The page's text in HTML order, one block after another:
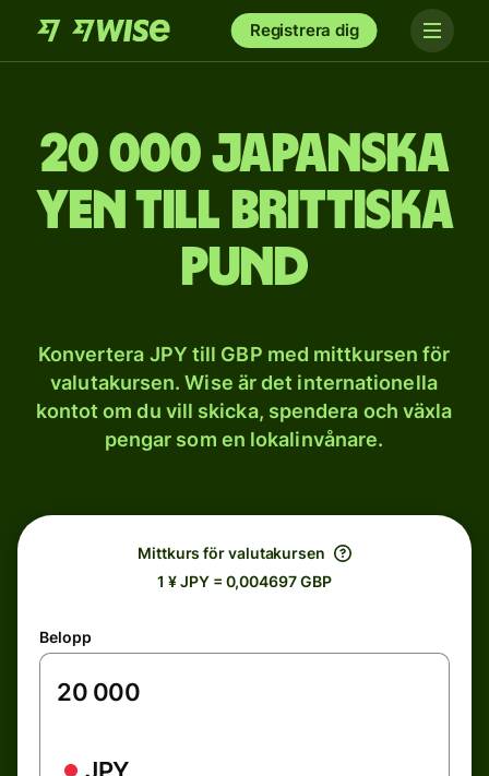
Registrera dig
20 000 japanska
yen till brittiska
pund
Konvertera JPY till GBP med mittkursen för
valutakursen. Wise är det internationella
kontot om du vill skicka, spendera och växla
pengar som en lokalinvånare.
Mittkurs för valutakursen
1 ¥ JPY = 0,004697 GBP
Belopp
JPY